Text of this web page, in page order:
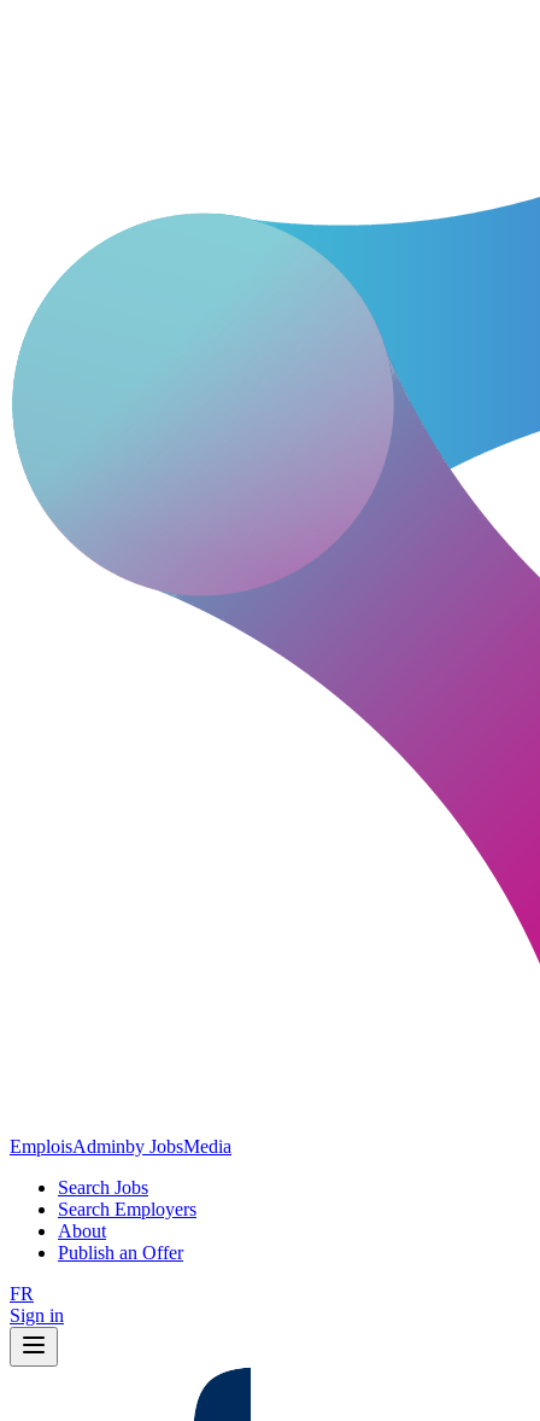
EmploisAdminby JobsMedia
Search Jobs
Search Employers
About
Publish an Offer
FR
Sign in